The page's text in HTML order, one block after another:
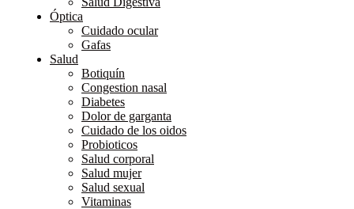
Óptica
Cuidado ocular
Gafas
Salud
Botiquín
Congestion nasal
Diabetes
Dolor de garganta
Cuidado de los oidos
Probioticos
Salud corporal
Salud mujer
Salud sexual
Vitaminas